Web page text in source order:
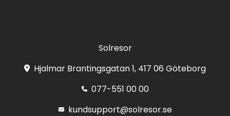
Solresor
Hjalmar Brantingsgatan 1, 417 06 Göteborg
077-551 00 00
kundsupport@solresor.se